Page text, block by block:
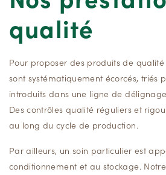
qualité
Pour proposer des produits de qualité
sont systématiquement écorcés, triés
introduits dans une ligne de
Des contrôles qualité réguliers et
au long du cycle de production.
Par ailleurs, un soin particulier est
conditionnement et au stockage.